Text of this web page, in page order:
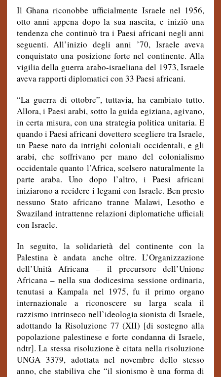
Il Ghana riconobbe ufficialmente Israele nel 1956,
otto anni appena dopo la sua nascita, e iniziò una
tendenza che continuò tra i Paesi africani negli anni
seguenti. All’inizio degli anni ’70, Israele aveva
conquistato una posizione forte nel continente. Alla
vigilia della guerra arabo-israeliana del 1973, Israele
aveva rapporti diplomatici con 33 Paesi africani.
“La guerra di ottobre”, tuttavia, ha cambiato tutto.
Allora, i Paesi arabi, sotto la guida egiziana, agivano,
in certa misura, con una strategia politica unitaria. E
quando i Paesi africani dovettero scegliere tra Israele,
un Paese nato da intrighi coloniali occidentali, e gli
arabi, che soffrivano per mano del colonialismo
occidentale quanto l’Africa, scelsero naturalmente la
parte araba. Uno dopo l’altro, i Paesi africani
iniziarono a recidere i legami con Israele. Ben presto
nessuno Stato africano tranne Malawi, Lesotho e
Swaziland intrattenne relazioni diplomatiche ufficiali
con Israele.
In seguito, la solidarietà del continente con la
Palestina è andata anche oltre. L’Organizzazione
dell’Unità Africana – il precursore dell’Unione
Africana – nella sua dodicesima sessione ordinaria,
tenutasi a Kampala nel 1975, fu il primo organo
internazionale a riconoscere su larga scala il
razzismo intrinseco nell’ideologia sionista di Israele,
adottando la Risoluzione 77 (XII) [di sostegno alla
popolazione palestinese e forte condanna di Israele,
ndtr]. La stessa risoluzione è citata nella risoluzione
UNGA 3379, adottata nel novembre dello stesso
anno, che stabiliva che “il sionismo è una forma di